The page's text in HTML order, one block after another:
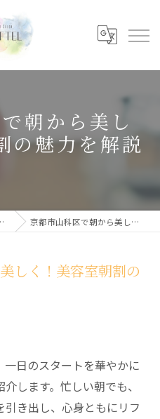
朝から美し
の魅力を解説
京都市山科区で朝から美しく！美容室朝割の魅力を解説
しく！美容室朝割の
日のスタートを華やかに
します。忙しい朝でも、
き出し、心身ともにリフ